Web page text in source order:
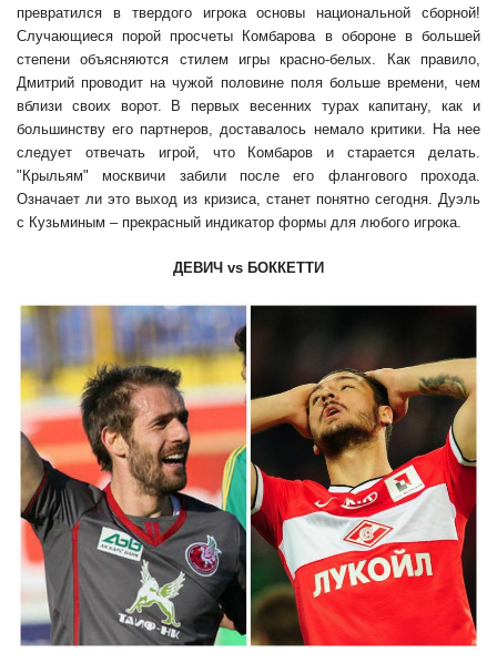
превратился в твердого игрока основы национальной сборной!
Случающиеся порой просчеты Комбарова в обороне в большей
степени объясняются стилем игры красно-белых. Как правило,
Дмитрий проводит на чужой половине поля больше времени, чем
вблизи своих ворот. В первых весенних турах капитану, как и
большинству его партнеров, доставалось немало критики. На нее
следует отвечать игрой, что Комбаров и старается делать.
"Крыльям" москвичи забили после его флангового прохода.
Означает ли это выход из кризиса, станет понятно сегодня. Дуэль
с Кузьминым – прекрасный индикатор формы для любого игрока.
ДЕВИЧ vs БОККЕТТИ